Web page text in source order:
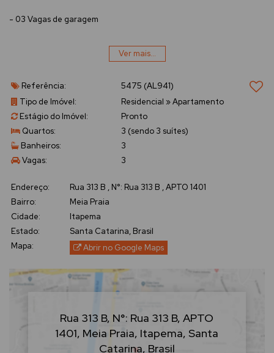
- 03 Vagas de garagem
- Cozinha
- Área de serviço
Ver mais...
Referência: 5475 (AL941)
Tipo de Imóvel:
Residencial »Apartamento
Estágio do Imóvel:
Pronto
Quartos:
3 (sendo 3 suítes)
Banheiros:
3
Vagas:
3
Endereço: Rua 313 B , N°: Rua 313 B ,APTO 1401
Bairro:
Meia Praia
Cidade:
Itapema
Estado:
Santa Catarina, Brasil
Mapa:
Abrir no Google Maps
Rua 313 B, N°: Rua 313 B,APTO
1401, Meia Praia, Itapema,Santa
Catarina, Brasil